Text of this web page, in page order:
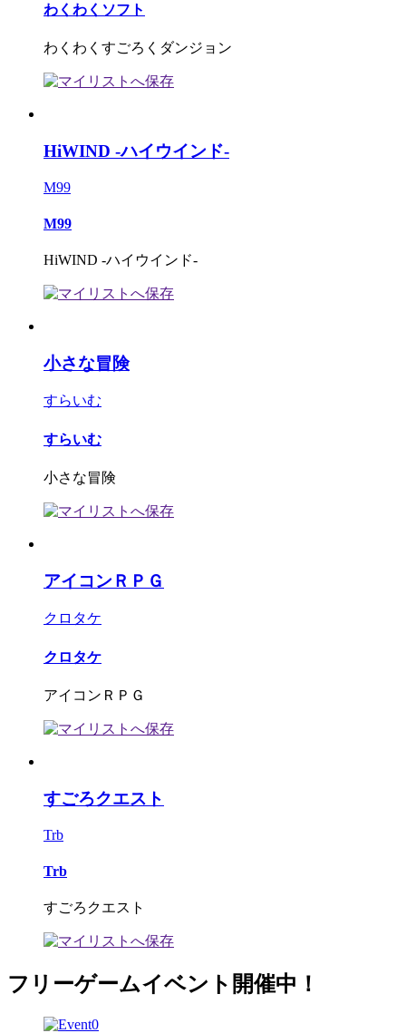
わくわくソフト
わくわくすごろくダンジョン
HiWIND -ハイウインド-
M99
M99
HiWIND -ハイウインド-
小さな冒険
すらいむ
すらいむ
小さな冒険
アイコンＲＰＧ
クロタケ
クロタケ
アイコンＲＰＧ
すごろクエスト
Trb
Trb
すごろクエスト
フリーゲームイベント開催中！